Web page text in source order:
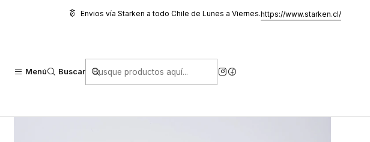
Menú Buscar
Envios vía Starken a todo Chile de Lunes a Viernes.https://www.starken.cl/
Oferta y Otros Oferta Pack Copos